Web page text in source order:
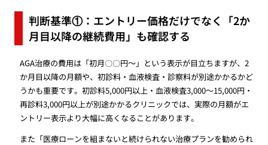
判断基準①：エントリー価格だけでなく「2か
月目以降の継続費用」も確認する
AGA治療の費用は「初月〇〇円〜」という表示が目立ちますが、2
か月目以降の月額や、初診料・血液検査・診察料が別途かかるかど
うかも重要です。初診料5,000円以上・血液検査3,000〜15,000円・
再診料3,000円以上が別途かかるクリニックでは、実際の月額がエ
ントリー表示より大幅に高くなることがあります。
また「医療ローンを組まないと続けられない治療プランを勧められ